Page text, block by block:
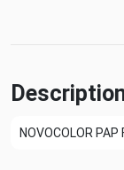
NOVOCOLOR